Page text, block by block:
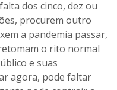
dos cinco, dez ou
procurem outro
a pandemia passar,
o rito normal
e suas
agora, pode faltar